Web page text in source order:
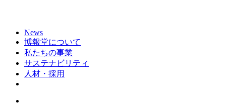
News
博報堂について
私たちの事業
サステナビリティ
人材・採用